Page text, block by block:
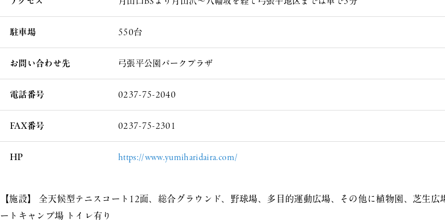
駐車場 550台
お問い合わせ先 弓張平公園パークプラザ
電話番号 0237-75-2040
FAX番号 0237-75-2301
HP https://www.yumiharidaira.com/
【施設】 全天候型テニスコート12面、総合グラウンド、野球場、多目的運動広場、その他に植物園、芝生広
ートキャンプ場 トイレ有り